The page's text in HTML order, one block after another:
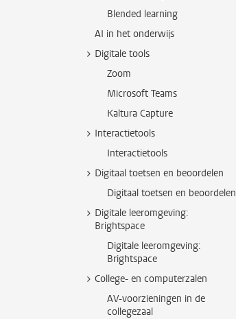
Blended learning
AI in het onderwijs
Digitale tools
Zoom
Microsoft Teams
Kaltura Capture
Interactietools
Interactietools
Digitaal toetsen en beoordelen
Digitaal toetsen en beoordelen
Digitale leeromgeving:
Brightspace
Digitale leeromgeving:
Brightspace
College- en computerzalen
AV-voorzieningen in de
collegezaal